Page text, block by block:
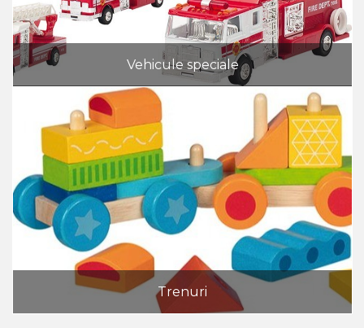
Vehicule speciale
Trenuri